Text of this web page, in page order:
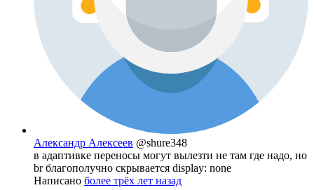
Александр Алексеев @shure348
в адаптивке переносы могут вылезти не там где надо, но
br благополучно скрывается display: none
Написано более трёх лет назад